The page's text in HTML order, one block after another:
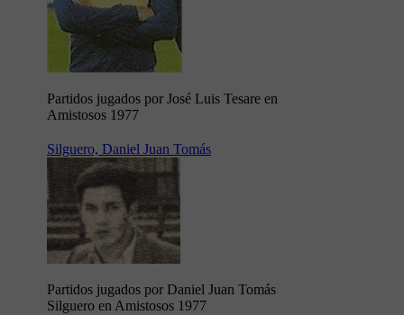
Partidos jugados por José Luis Tesare en
Amistosos 1977
Silguero, Daniel Juan Tomás
Partidos jugados por Daniel Juan Tomás
Silguero en Amistosos 1977